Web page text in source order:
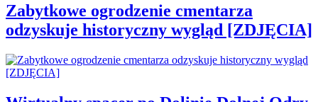
Zabytkowe ogrodzenie cmentarza
odzyskuje historyczny wygląd [ZDJĘCIA]